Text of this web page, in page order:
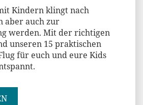
Kindern klingt nach
aber auch zur
werden. Mit der richtigen
unseren 15 praktischen
für euch und eure Kids